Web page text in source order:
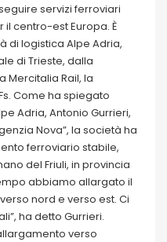
servizi ferroviari
centro-est Europa. È
di logistica Alpe Adria,
di Trieste, dalla
Mercitalia Rail, la
Come ha spiegato
Adria, Antonio Gurrieri,
Nova”, la società ha
ferroviario stabile,
del Friuli, in provincia
abbiamo allargato il
nord e verso est. Ci
ha detto Gurrieri.
verso